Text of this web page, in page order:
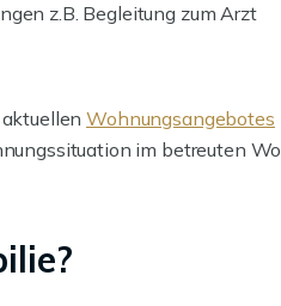
z.B. Begleitung zum Arzt
Wohnungsangebotes
im betreuten